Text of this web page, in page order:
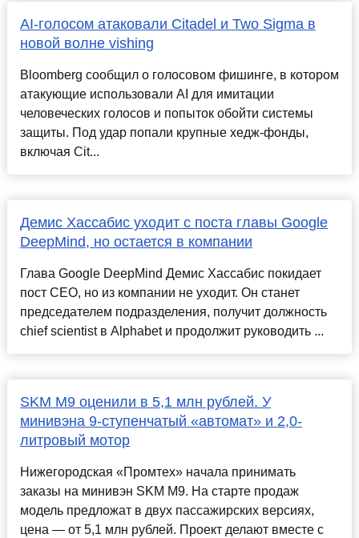
AI-голосом атаковали Citadel и Two Sigma в
новой волне vishing
Bloomberg сообщил о голосовом фишинге, в котором
атакующие использовали AI для имитации
человеческих голосов и попыток обойти системы
защиты. Под удар попали крупные хедж-фонды,
включая Cit...
Демис Хассабис уходит с поста главы Google
DeepMind, но остается в компании
Глава Google DeepMind Демис Хассабис покидает
пост CEO, но из компании не уходит. Он станет
председателем подразделения, получит должность
chief scientist в Alphabet и продолжит руководить ...
SKM M9 оценили в 5,1 млн рублей. У
минивэна 9-ступенчатый «автомат» и 2,0-
литровый мотор
Нижегородская «Промтех» начала принимать
заказы на минивэн SKM M9. На старте продаж
модель предложат в двух пассажирских версиях,
цена — от 5,1 млн рублей. Проект делают вместе с